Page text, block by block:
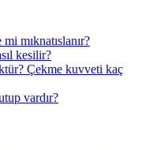
mıknatıslanır?
kesilir?
Çekme kuvveti kaç
vardır?